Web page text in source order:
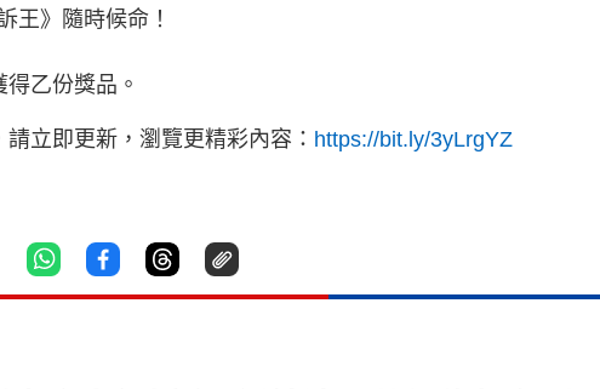
王》隨時候命！
乙份獎品。
立即更新，瀏覽更精彩內容： https://bit.ly/3yLrgYZ